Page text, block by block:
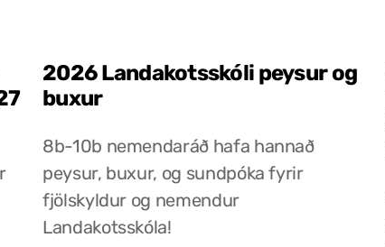
2026 Landakotsskóli peysur og
buxur
8b-10b nemendaráð hafa hannað
peysur, buxur, og sundpóka fyrir
fjölskyldur og nemendur
Landakotsskóla!